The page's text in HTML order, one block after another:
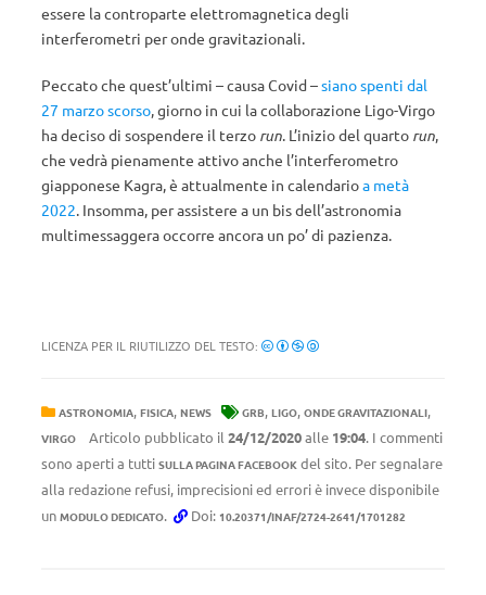
essere la controparte elettromagnetica degli
interferometri per onde gravitazionali.
Peccato che quest’ultimi – causa Covid –siano spenti dal
27 marzo scorso, giorno in cui la collaborazione Ligo-Virgo
ha deciso di sospendere il terzo run. L’inizio del quarto run,
che vedrà pienamente attivo anche l’interferometro
giapponese Kagra, è attualmente in calendarioa metà
2022. Insomma, per assistere a un bis dell’astronomia
multimessaggera occorre ancora un po’ di pazienza.
LICENZA PER IL RIUTILIZZO DEL TESTO:
ASTRONOMIA, FISICA, NEWS GRB, LIGO, ONDE GRAVITAZIONALI,
VIRGO Articolo pubblicato il 24/12/2020alle 19:04. I commenti
sono aperti a tutti SULLA PAGINA FACEBOOK del sito. Per segnalare
alla redazione refusi, imprecisioni ed errori è invece disponibile
un MODULO DEDICATO. Doi: 10.20371/INAF/2724-2641/1701282